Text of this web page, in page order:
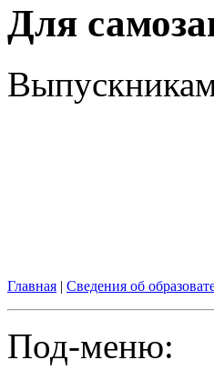
Для
Главная | Сведения об
Под-меню: